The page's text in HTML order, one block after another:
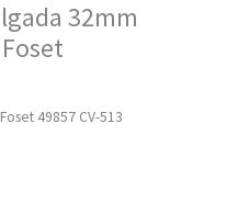
32mm
49857 CV-513